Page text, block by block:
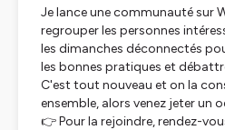
Je lance une communauté sur
regrouper les personnes
les dimanches déconnectés
les bonnes pratiques et
C'est tout nouveau et on la
ensemble, alors venez jeter un
👉 Pour la rejoindre, rendez-